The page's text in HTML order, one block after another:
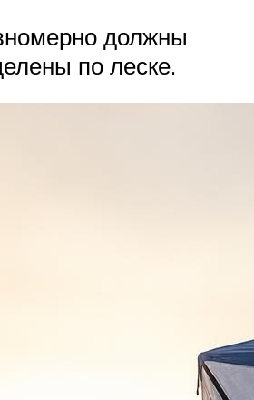
должны
по леске.